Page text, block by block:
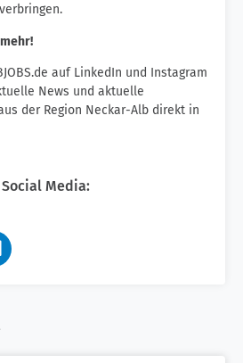
auf LinkedIn und Instagram
News und aktuelle
der Region Neckar-Alb direkt in
Media: